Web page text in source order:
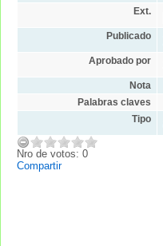
Ext.
Publicado
Aprobado por
Nota
Palabras claves
Tipo
Nro de votos: 0
Compartir